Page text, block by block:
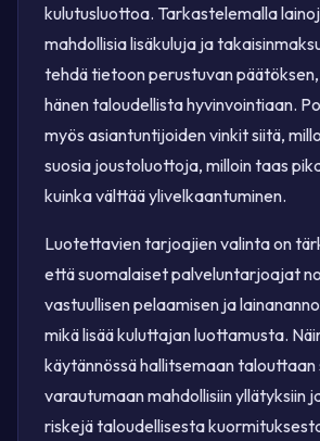
kulutusluottoa. Tarkastelemalla
mahdollisia lisäkuluja ja
tehdä tietoon perustuvan
hänen taloudellista hyvinvointiaan.
myös asiantuntijoiden vinkit siitä,
suosia joustoluottoja, milloin taas
kuinka välttää ylivelkaantuminen.
Luotettavien tarjoajien valinta on
että suomalaiset palveluntarjoajat
vastuullisen pelaamisen ja
mikä lisää kuluttajan luottamusta.
käytännössä hallitsemaan talouttaan
varautumaan mahdollisiin yllätyksiin
riskejä taloudellisesta